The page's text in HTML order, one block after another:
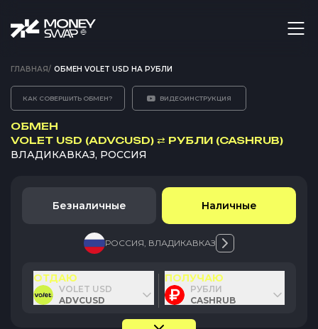
ГЛАВНАЯ/ ОБМЕН VOLET USD НА РУБЛИ
КАК СОВЕРШИТЬ ОБМЕН? ВИДЕОИНСТРУКЦИЯ
ОБМЕН
VOLET USD (ADVCUSD) ⇄ РУБЛИ (CASHRUB)
ВЛАДИКАВКАЗ, РОССИЯ
Безналичные Наличные
РОССИЯ, ВЛАДИКАВКАЗ
ОТДАЮ
VOLET USD
ADVCUSD
ПОЛУЧАЮ
РУБЛИ
CASHRUB